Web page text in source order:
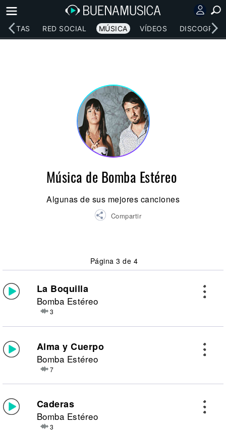
RED SOCIAL MÚSICA VÍDEOS
Música de Bomba Estéreo
Algunas de sus mejores canciones
Compartir
Página 3 de 4
La Boquilla
Bomba Estéreo
3
Alma y Cuerpo
Bomba Estéreo
7
Caderas
Bomba Estéreo
3